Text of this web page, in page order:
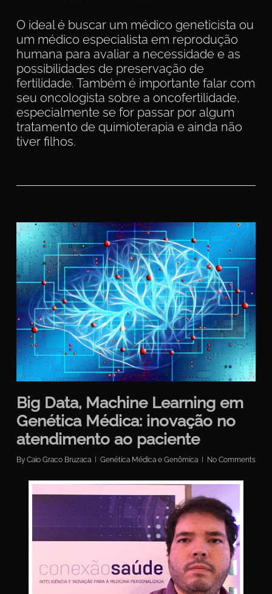
O ideal é buscar um médico geneticista ou
um médico especialista em reprodução
humana para avaliar a necessidade e as
possibilidades de preservação de
fertilidade. Também é importante falar com
seu oncologista sobre a oncofertilidade,
especialmente se for passar por algum
tratamento de quimioterapia e ainda não
tiver filhos.
Big Data, Machine Learning em
Genética Médica: inovação no
atendimento ao paciente
By Caio Graco Bruzaca Genética Médica e Genômica No Comments